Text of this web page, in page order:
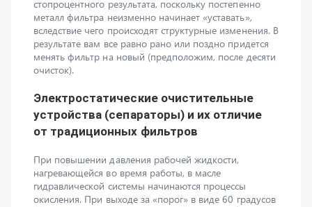
результате вам все равно рано или поздно придется
менять фильтр на новый (предположим, после десяти
очисток).
Электростатические очистительные
от традиционных фильтров
При повышении давления рабочей жидкости,
нагревающейся во время работы, в масле
гидравлической системы начинаются процессы
окисления. При выходе за «порог» в виде 60 градусов
Цельсия повышение на каждые 10 градусов будет
двукратно увеличивать скорость окисления.